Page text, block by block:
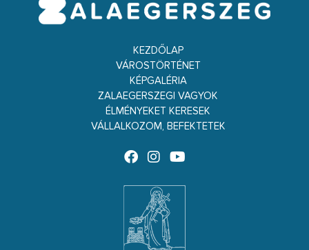
KEZDŐLAP
VÁROSTÖRTÉNET
KÉPGALÉRIA
ZALAEGERSZEGI VAGYOK
ÉLMÉNYEKET KERESEK
VÁLLALKOZOM, BEFEKTETEK